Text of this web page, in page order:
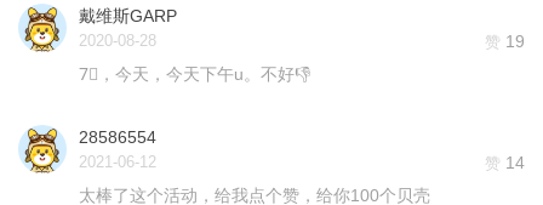
戴维斯GARP
2020-08-28 赞 19
7⃣️，今天，今天下午u。不好👎
28586554
2021-06-12 赞 14
太棒了这个活动，给我点个赞，给你100个贝壳